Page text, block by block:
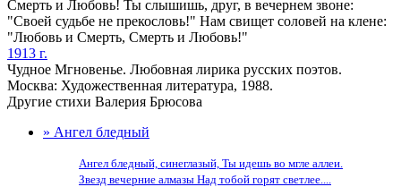
Смерть и Любовь! Ты слышишь, друг, в вечернем звоне:
"Своей судьбе не прекословь!" Нам свищет соловей на клене:
"Любовь и Смерть, Смерть и Любовь!"
1913 г.
Чудное Мгновенье. Любовная лирика русских поэтов.
Москва: Художественная литература, 1988.
Другие стихи Валерия Брюсова
» Ангел бледный
Ангел бледный, синеглазый, Ты идешь во мгле аллеи.
Звезд вечерние алмазы Над тобой горят светлее....